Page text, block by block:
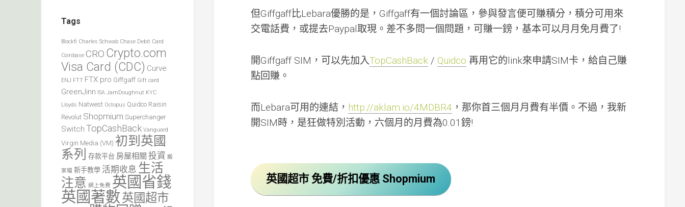
體
店
舖
上
贈
但Giffgaff比Lebara優勝的是，Giffgaff有一個討論區，參與發言便可賺積分，積分可用來
交電話費，或提去Paypal取現。差不多問一個問題，可賺一鎊，基本可以月月免月費了!
開Giffgaff SIM，可以先加入TopCashBack / Quidco 再用它的link來申請SIM卡，給自己賺
點回賺。
而Lebara可用的連結， http://aklam.io/4MDBR4 ，那你首三個月月費有半價。不過，我新
開SIM時，是狂做特別活動，六個月的月費為0.01鎊!
英國超市 免費/折扣優惠 Shopmium
Tags
Blockfi Charles Schwab Chase Debit Card
Coinbase CRO Crypto.com
Visa Card (CDC) Curve
ENJ FTT FTX pro Giffgaff Gift card
GreenJinn ISA JamDoughnut KYC
Lloyds Natwest Octopus Quidco Raisin
Revolut Shopmium Superchanger
Switch TopCashBack Vanguard
Virgin Media (VM) 初到英國
系列
存款平台 房屋相關 投資 搬
家檔 新手教學 活期收息 生活
注意 網上免費 英國省錢
英國著數英國超市